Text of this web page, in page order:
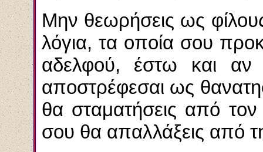
Μην θεωρήσεις ως
λόγια, τα οποία σου
αδελφού, έστω και αν
αποστρέφεσαι ως
θα σταματήσεις από
σου θα απαλλάξεις από